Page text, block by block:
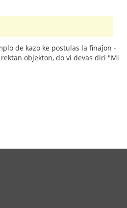
de kazo ke postulas la finaĵon -
objekton, do vi devas diri "Mi